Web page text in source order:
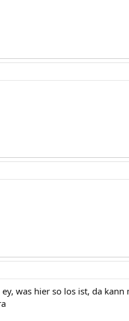
was hier so los ist, da